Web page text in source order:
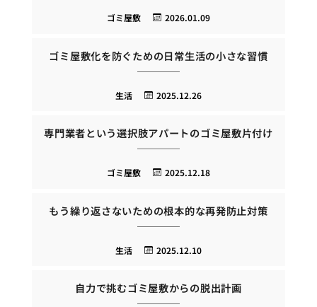
2026.01.09
ゴミ屋敷
ゴミ屋敷化を防ぐための日常生活の小さな習慣
2025.12.26
生活
専門業者という選択肢アパートのゴミ屋敷片付け
2025.12.18
ゴミ屋敷
もう繰り返さないための根本的な再発防止対策
2025.12.10
生活
自力で挑むゴミ屋敷からの脱出計画